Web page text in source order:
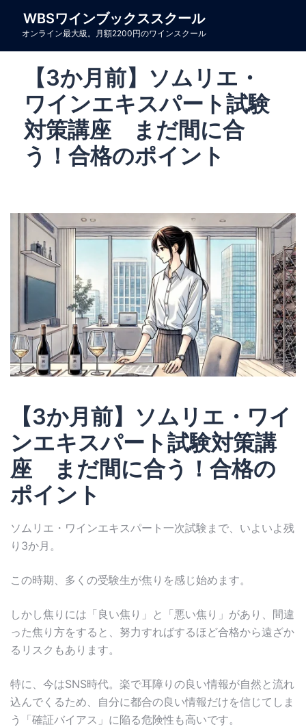
WBSワインブックススクール
オンライン最大級。月額2200円のワインスクール
【3か月前】ソムリエ・
ワインエキスパート試験
対策講座 まだ間に合
う！合格のポイント
【3か月前】ソムリエ・ワイ
ンエキスパート試験対策講
座 まだ間に合う！合格の
ポイント
ソムリエ・ワインエキスパート一次試験まで、いよいよ残
り3か月。
この時期、多くの受験生が焦りを感じ始めます。
しかし焦りには「良い焦り」と「悪い焦り」があり、間違
った焦り方をすると、努力すればするほど合格から遠ざか
るリスクもあります。
特に、今はSNS時代。楽で耳障りの良い情報が自然と流れ
込んでくるため、自分に都合の良い情報だけを信じてしま
う「確証バイアス」に陥る危険性も高いです。